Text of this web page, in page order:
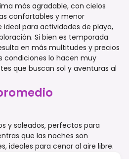
más agradable, con cielos
confortables y menor
para actividades de playa,
Si bien es temporada
en más multitudes y precios
condiciones lo hacen muy
que buscan sol y aventuras al
y soleados, perfectos para
que las noches son
ideales para cenar al aire libre.